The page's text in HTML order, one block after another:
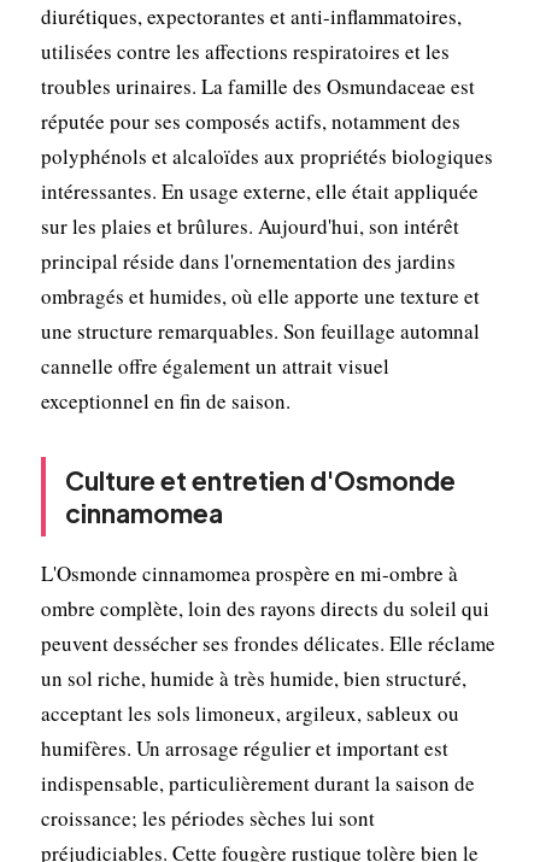
diurétiques, expectorantes et anti-inflammatoires,
utilisées contre les affections respiratoires et les
troubles urinaires. La famille des Osmundaceae est
réputée pour ses composés actifs, notamment des
polyphénols et alcaloïdes aux propriétés biologiques
intéressantes. En usage externe, elle était appliquée
sur les plaies et brûlures. Aujourd'hui, son intérêt
principal réside dans l'ornementation des jardins
ombragés et humides, où elle apporte une texture et
une structure remarquables. Son feuillage automnal
cannelle offre également un attrait visuel
exceptionnel en fin de saison.
Culture et entretien d'Osmonde
cinnamomea
L'Osmonde cinnamomea prospère en mi-ombre à
ombre complète, loin des rayons directs du soleil qui
peuvent dessécher ses frondes délicates. Elle réclame
un sol riche, humide à très humide, bien structuré,
acceptant les sols limoneux, argileux, sableux ou
humifères. Un arrosage régulier et important est
indispensable, particulièrement durant la saison de
croissance; les périodes sèches lui sont
préjudiciables. Cette fougère rustique tolère bien le